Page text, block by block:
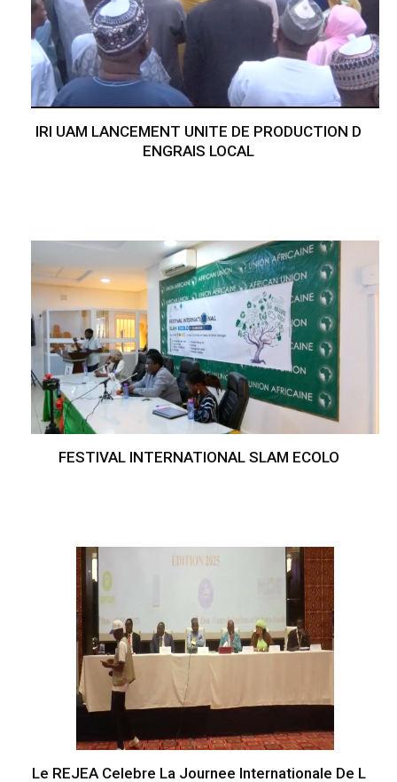
IRI UAM LANCEMENT UNITE DE PRODUCTION D
ENGRAIS LOCAL
FESTIVAL INTERNATIONAL SLAM ECOLO
Le REJEA Celebre La Journee Internationale De L